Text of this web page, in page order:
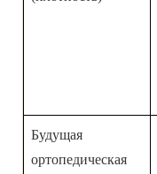
Будущая
ортопедическая